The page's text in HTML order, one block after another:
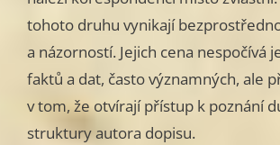
tohoto druhu vynikají
a názorností. Jejich cena nespočívá
faktů a dat, často významných, ale
v tom, že otvírají přístup k poznání
struktury autora dopisu.